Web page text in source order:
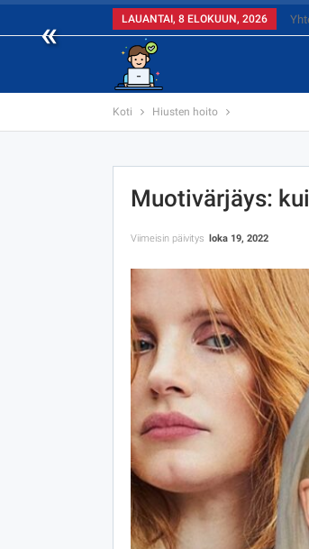
« LAUANTAI, 8 ELOKUUN, 2026
Koti Hiusten hoito
Muotivärjäys:
Viimeisin päivitys loka 19, 2022